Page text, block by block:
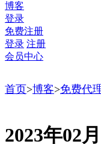
博客
登录
免费注册
登录 注册
会员中心
首页>博客>免费代
2023年02